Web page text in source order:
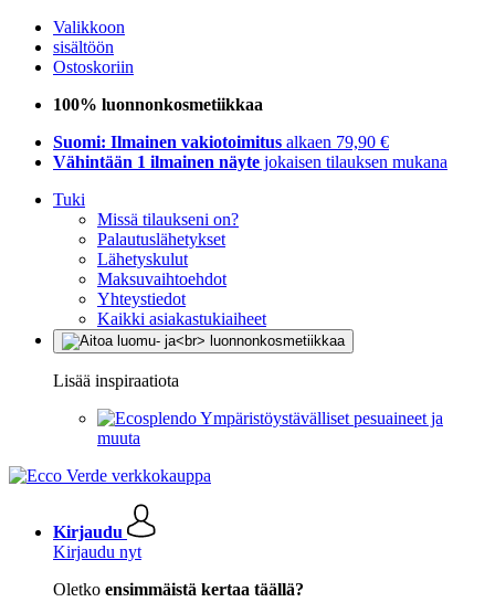
Valikkoon
sisältöön
Ostoskoriin
100% luonnonkosmetiikkaa
Suomi: Ilmainen vakiotoimitus alkaen 79,90 €
Vähintään 1 ilmainen näyte jokaisen tilauksen mukana
Tuki
Missä tilaukseni on?
Palautuslähetykset
Lähetyskulut
Maksuvaihtoehdot
Yhteystiedot
Kaikki asiakastukiaiheet
Lisää inspiraatiota
Ympäristöystävälliset pesuaineet ja
muuta
Kirjaudu
Kirjaudu nyt
Oletko ensimmäistä kertaa täällä?